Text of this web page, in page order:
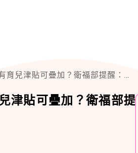
衛福部提醒：並非所有家庭都能直接「雙領」
津貼可疊加？衛福部提